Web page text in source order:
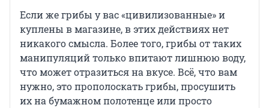
Если же грибы у вас «цивилизованные» и
куплены в магазине, в этих действиях нет
никакого смысла. Более того, грибы от таких
манипуляций только впитают лишнюю воду,
что может отразиться на вкусе. Всё, что вам
нужно, это прополоскать грибы, просушить
их на бумажном полотенце или просто